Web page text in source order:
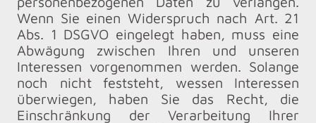
Wenn Sie einen Widerspruch nach Art. 21
Abs. 1 DSGVO eingelegt haben, muss eine
Abwägung zwischen Ihren und unseren
Interessen vorgenommen werden. Solange
noch nicht feststeht, wessen Interessen
überwiegen, haben Sie das Recht, die
Einschränkung der Verarbeitung Ihrer